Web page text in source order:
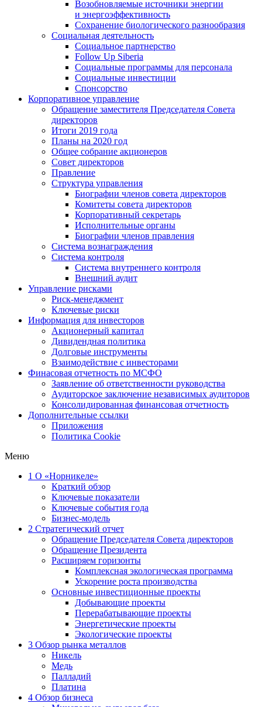
Возобновляемые источники энергии
и энергоэффективность
Сохранение биологического разнообразия
Социальная деятельность
Социальное партнерство
Follow Up Siberia
Социальные программы для персонала
Социальные инвестиции
Спонсорство
Корпоративное управление
Обращение заместителя Председателя Совета
директоров
Итоги 2019 года
Планы на 2020 год
Общее собрание акционеров
Совет директоров
Правление
Структура управления
Биографии членов совета директоров
Комитеты совета директоров
Корпоративный секретарь
Исполнительные органы
Биографии членов правления
Система вознаграждения
Система контроля
Система внутреннего контроля
Внешний аудит
Управление рисками
Риск-менеджмент
Ключевые риски
Информация для инвесторов
Акционерный капитал
Дивидендная политика
Долговые инструменты
Взаимодействие с инвеcторами
Финасовая отчетность по МСФО
Заявление об ответственности руководства
Аудиторское заключение независимых аудиторов
Консолидированная финансовая отчетность
Дополнительные ссылки
Приложения
Политика Cookie
Меню
1 О «Норникеле»
Краткий обзор
Ключевые показатели
Ключевые события года
Бизнес-модель
2 Стратегический отчет
Обращение Председателя Совета директоров
Обращение Президента
Расширяем горизонты
Комплексная экологическая программа
Ускорение роста производства
Основные инвестиционные проекты
Добывающие проекты
Перерабатывающие проекты
Энергетические проекты
Экологические проекты
3 Обзор рынка металлов
Никель
Медь
Палладий
Платина
4 Обзор бизнеса